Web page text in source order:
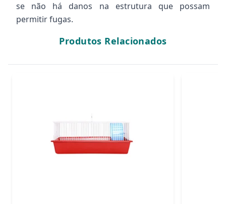
se não há danos na estrutura que possam
permitir fugas.
Produtos Relacionados